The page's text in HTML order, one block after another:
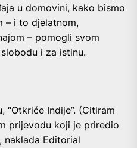
u domovini, kako bismo
– i to djelatnom,
– pomogli svom
i za istinu.
“Otkriće Indije”. (Citiram
prijevodu koji je priredio
naklada Editorial